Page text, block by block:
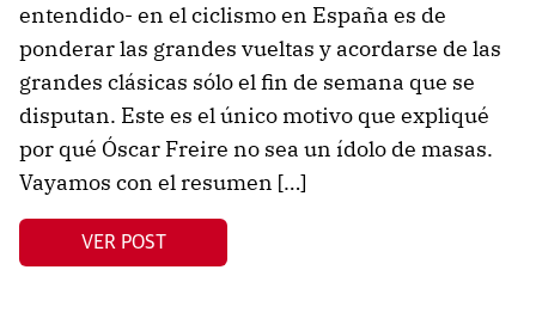
entendido- en el ciclismo en España es de
ponderar las grandes vueltas y acordarse de las
grandes clásicas sólo el fin de semana que se
disputan. Este es el único motivo que expliqué
por qué Óscar Freire no sea un ídolo de masas.
Vayamos con el resumen […]
VER POST